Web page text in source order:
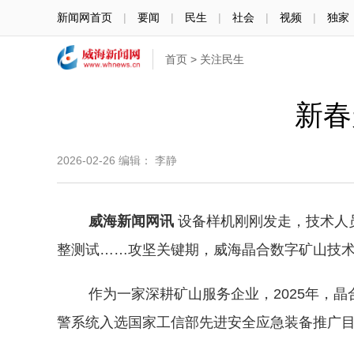
新闻网首页 | 要闻 | 民生 | 社会 | 视频 | 独家
首页 > 关注民生
新
2026-02-26 编辑： 李静
威海新闻网讯 设备样机刚刚发走，技术
整测试……攻坚关键期，威海晶合数字矿山技
作为一家深耕矿山服务企业，2025年，晶
警系统入选国家工信部先进安全应急装备推广